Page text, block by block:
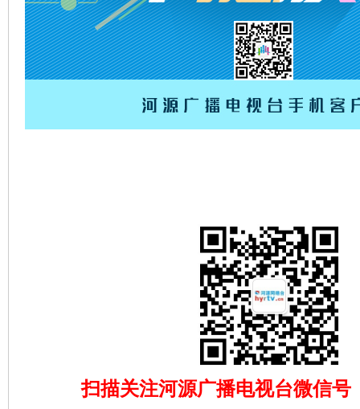
扫描关注河源广播电视台微信